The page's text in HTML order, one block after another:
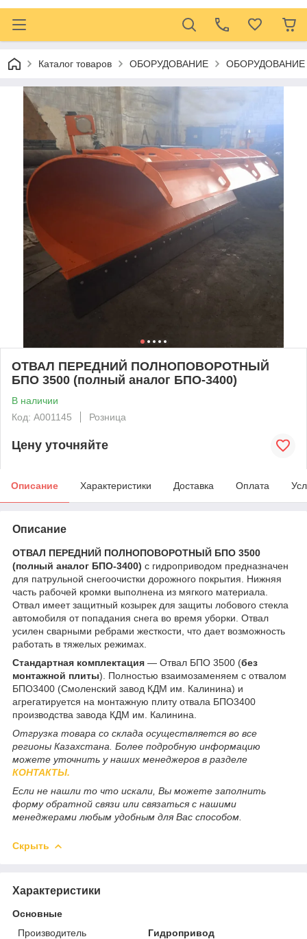
Каталог товаров ОБОРУДОВАНИЕ
ОТВАЛ ПЕРЕДНИЙ ПОЛНОПОВОРОТНЫЙ
БПО 3500 (полный аналог БПО-3400)
В наличии
Код: А001145
Розница
Цену уточняйте
Описание Характеристики Доставка Оплата
Описание
ОТВАЛ ПЕРЕДНИЙ ПОЛНОПОВОРОТНЫЙ БПО 3500
(полный аналог БПО-3400) с гидроприводом предназначен
для патрульной снегоочистки дорожного покрытия. Нижняя
часть рабочей кромки выполнена из мягкого материала.
Отвал имеет защитный козырек для защиты лобового стекла
автомобиля от попадания снега во время уборки. Отвал
усилен сварными ребрами жесткости, что дает возможность
работать в тяжелых режимах.
Стандартная комплектация — Отвал БПО 3500 (без
монтажной плиты). Полностью взаимозаменяем с отвалом
БПО3400 (Смоленский завод КДМ им. Калинина) и
агрегатируется на монтажную плиту отвала БПО3400
производства завода КДМ им. Калинина.
Отгрузка товара со склада осуществляется во все
регионы Казахстана. Более подробную информацию
можете уточнить у наших менеджеров в разделе
КОНТАКТЫ.
Если не нашли то что искали, Вы можете заполнить
форму обратной связи или связаться с нашими
менеджерами любым удобным для Вас способом.
Скрыть
Характеристики
Основные
Производитель
Гидропривод